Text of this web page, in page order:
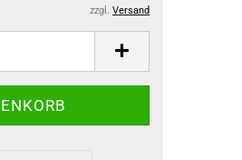
zzgl. Versand